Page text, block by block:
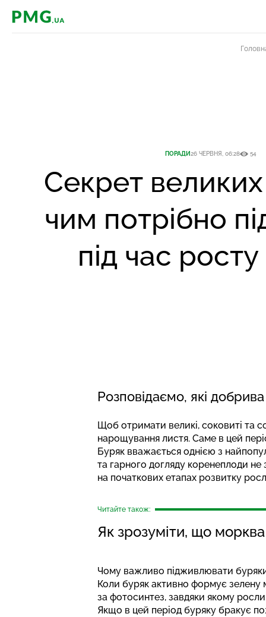
PMG.ua
ПОРАДИ26 ЧЕРВНЯ, 06:28 54
Секрет великих
чим потрібно
під час
Розповідаємо, які
Щоб отримати великі, соковиті та
нарощування листя. Саме в цей
Буряк вважається однією з
та гарного догляду коренеплоди
на початкових етапах розвитку
Читайте також:
Як зрозуміти, що
Чому важливо підживлювати
Коли буряк активно формує зелену
за фотосинтез, завдяки якому
Якщо в цей період буряку бракує